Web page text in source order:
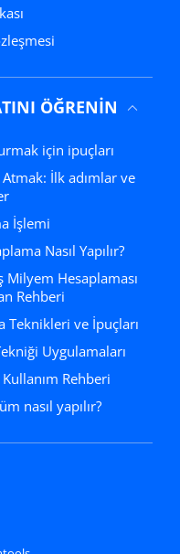
ÖĞRENIN
için ipuçları
İşlemi
Nasıl Yapılır?
Rehberi
Teknikleri ve İpuçları
Uygulamaları
Kullanım Rehberi
nasıl yapılır?